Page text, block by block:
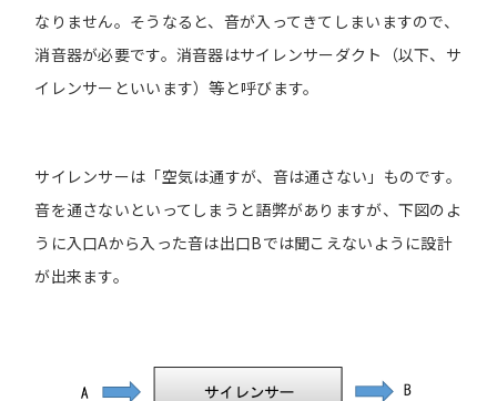
なりません。そうなると、音が入ってきてしまいますので、
消音器が必要です。消音器はサイレンサーダクト（以下、サ
イレンサーといいます）等と呼びます。
サイレンサーは「空気は通すが、音は通さない」ものです。
音を通さないといってしまうと語弊がありますが、下図のよ
うに入口Aから入った音は出口Bでは聞こえないように設計
が出来ます。